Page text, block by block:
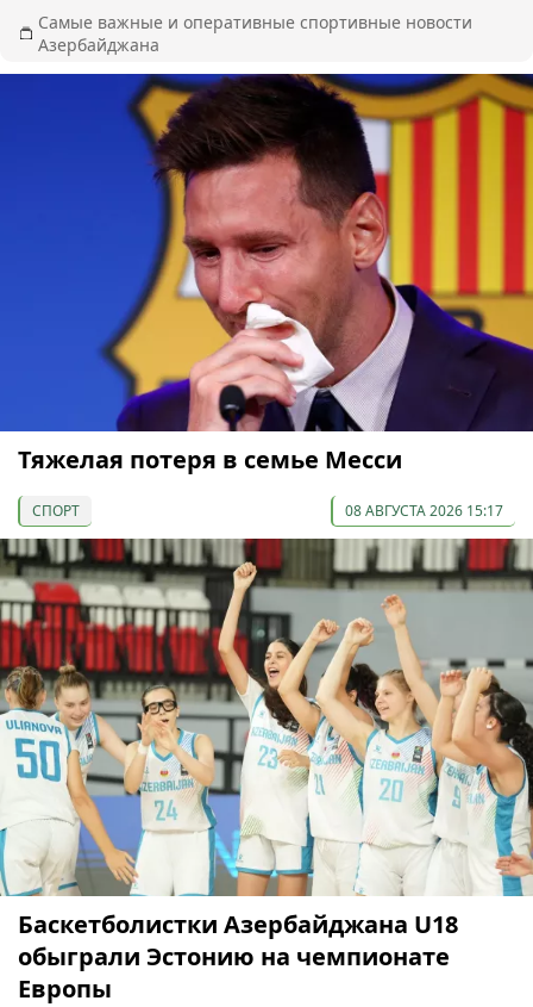
Самые важные и оперативные спортивные новости
Азербайджана
Тяжелая потеря в семье Месси
СПОРТ 08 АВГУСТА 2026 15:17
Баскетболистки Азербайджана U18
обыграли Эстонию на чемпионате
Европы